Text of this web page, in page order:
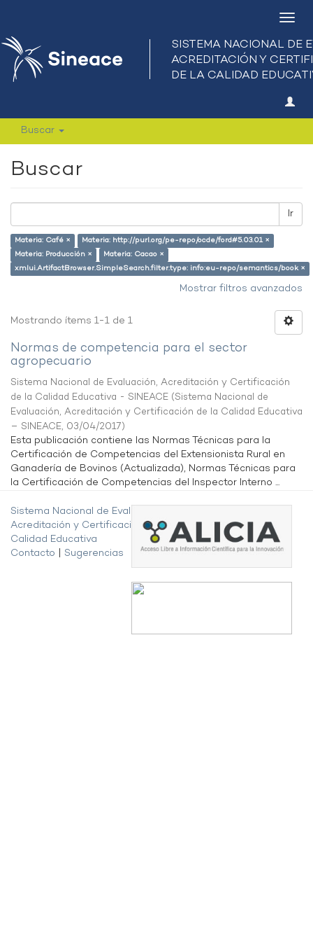
Buscar
Buscar
Ir
Materia: Café ×
Materia: http://purl.org/pe-repo/ocde/ford#5.03.01 ×
Materia: Producción ×
Materia: Cacao ×
xmlui.ArtifactBrowser.SimpleSearch.filter.type: info:eu-repo/semantics/book ×
Mostrar filtros avanzados
Mostrando ítems 1-1 de 1
Normas de competencia para el sector
agropecuario
Sistema Nacional de Evaluación, Acreditación y Certificación
de la Calidad Educativa - SINEACE (Sistema Nacional de
Evaluación, Acreditación y Certificación de la Calidad Educativa
– SINEACE, 03/04/2017)
Esta publicación contiene las Normas Técnicas para la
Certificación de Competencias del Extensionista Rural en
Ganadería de Bovinos (Actualizada), Normas Técnicas para
la Certificación de Competencias del Inspector Interno ...
Sistema Nacional de Evaluación,
Acreditación y Certificación de la
Calidad Educativa
Contacto
Sugerencias